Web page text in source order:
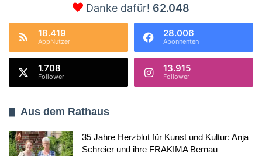
Danke dafür! 62.048
18.419
AppNutzer
28.006
Abonnenten
1.708
Follower
13.915
Follower
Aus dem Rathaus
35 Jahre Herzblut für Kunst und Kultur: Anja
Schreier und ihre FRAKIMA Bernau